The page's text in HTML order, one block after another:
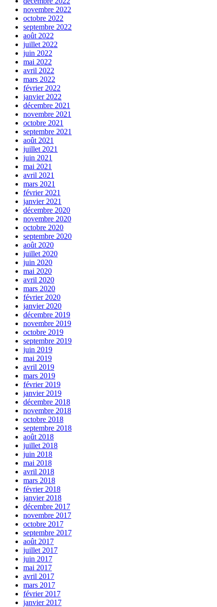
novembre 2022
octobre 2022
septembre 2022
août 2022
juillet 2022
juin 2022
mai 2022
avril 2022
mars 2022
février 2022
janvier 2022
décembre 2021
novembre 2021
octobre 2021
septembre 2021
août 2021
juillet 2021
juin 2021
mai 2021
avril 2021
mars 2021
février 2021
janvier 2021
décembre 2020
novembre 2020
octobre 2020
septembre 2020
août 2020
juillet 2020
juin 2020
mai 2020
avril 2020
mars 2020
février 2020
janvier 2020
décembre 2019
novembre 2019
octobre 2019
septembre 2019
juin 2019
mai 2019
avril 2019
mars 2019
février 2019
janvier 2019
décembre 2018
novembre 2018
octobre 2018
septembre 2018
août 2018
juillet 2018
juin 2018
mai 2018
avril 2018
mars 2018
février 2018
janvier 2018
décembre 2017
novembre 2017
octobre 2017
septembre 2017
août 2017
juillet 2017
juin 2017
mai 2017
avril 2017
mars 2017
février 2017
janvier 2017